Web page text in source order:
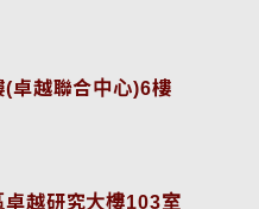
卓越聯合中心)6樓
越研究大樓103室